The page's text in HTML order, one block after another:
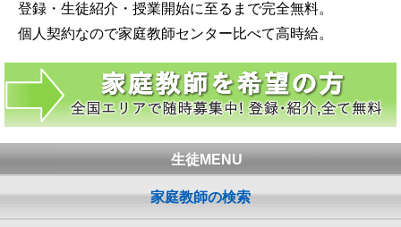
登録・生徒紹介・授業開始に至るまで完全無料。
個人契約なので家庭教師センター比べて高時給。
生徒MENU
家庭教師の検索